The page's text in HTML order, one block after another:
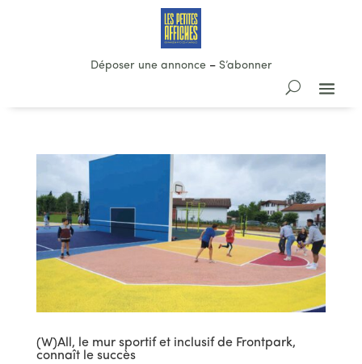
Déposer une annonce– S’abonner
(W)All, le mur sportif et inclusif de Frontpark,
connaît le succès